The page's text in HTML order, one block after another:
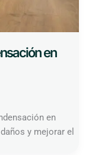
en
en
y mejorar el